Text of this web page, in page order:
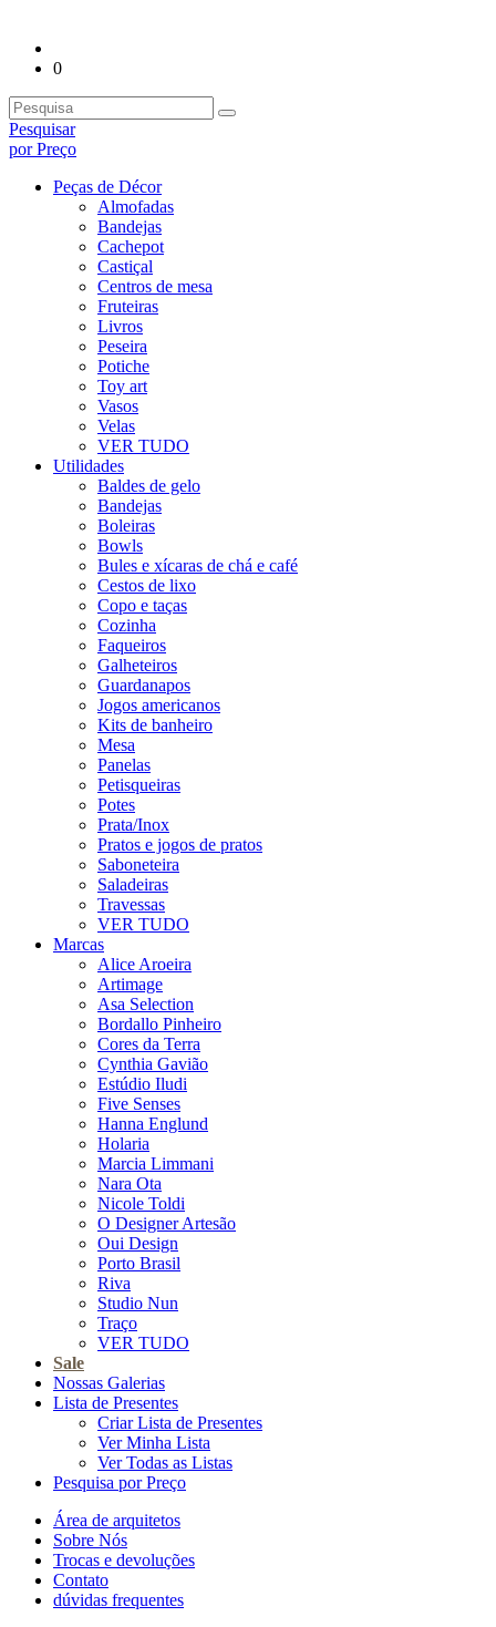
0
Pesquisar
por Preço
Peças de Décor
Almofadas
Bandejas
Cachepot
Castiçal
Centros de mesa
Fruteiras
Livros
Peseira
Potiche
Toy art
Vasos
Velas
VER TUDO
Utilidades
Baldes de gelo
Bandejas
Boleiras
Bowls
Bules e xícaras de chá e café
Cestos de lixo
Copo e taças
Cozinha
Faqueiros
Galheteiros
Guardanapos
Jogos americanos
Kits de banheiro
Mesa
Panelas
Petisqueiras
Potes
Prata/Inox
Pratos e jogos de pratos
Saboneteira
Saladeiras
Travessas
VER TUDO
Marcas
Alice Aroeira
Artimage
Asa Selection
Bordallo Pinheiro
Cores da Terra
Cynthia Gavião
Estúdio Iludi
Five Senses
Hanna Englund
Holaria
Marcia Limmani
Nara Ota
Nicole Toldi
O Designer Artesão
Oui Design
Porto Brasil
Riva
Studio Nun
Traço
VER TUDO
Sale
Nossas Galerias
Lista de Presentes
Criar Lista de Presentes
Ver Minha Lista
Ver Todas as Listas
Pesquisa por Preço
Área de arquitetos
Sobre Nós
Trocas e devoluções
Contato
dúvidas frequentes